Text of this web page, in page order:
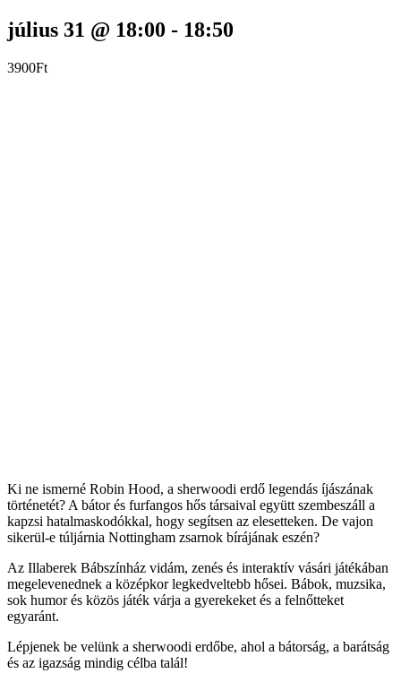
július 31 @ 18:00 - 18:50
3900Ft
Ki ne ismerné Robin Hood, a sherwoodi erdő legendás íjászának
történetét? A bátor és furfangos hős társaival együtt szembeszáll a
kapzsi hatalmaskodókkal, hogy segítsen az elesetteken. De vajon
sikerül-e túljárnia Nottingham zsarnok bírájának eszén?
Az Illaberek Bábszínház vidám, zenés és interaktív vásári játékában
megelevenednek a középkor legkedveltebb hősei. Bábok, muzsika,
sok humor és közös játék várja a gyerekeket és a felnőtteket
egyaránt.
Lépjenek be velünk a sherwoodi erdőbe, ahol a bátorság, a barátság
és az igazság mindig célba talál!